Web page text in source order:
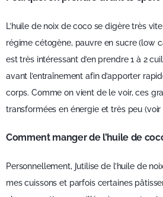
L’huile de noix de coco se digère très
régime cétogène, pauvre en sucre (low
est très intéressant d’en prendre 1 à 2
avant l’entraînement afin d’apporter
corps. Comme on vient de le voir, ces
transformées en énergie et très peu
Comment manger de l’huile de
Personnellement, j’utilise de l’huile de
mes cuissons et parfois certaines